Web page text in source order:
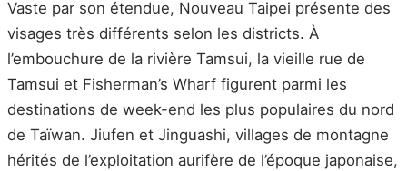
Vaste par son étendue, Nouveau Taipei présente des
visages très différents selon les districts. À
l’embouchure de la rivière Tamsui, la vieille rue de
Tamsui et Fisherman’s Wharf figurent parmi les
destinations de week-end les plus populaires du nord
de Taïwan. Jiufen et Jinguashi, villages de montagne
hérités de l’exploitation aurifère de l’époque japonaise,